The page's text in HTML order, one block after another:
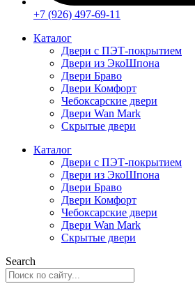
+7 (926) 497-69-11
Каталог
Двери с ПЭТ-покрытием
Двери из ЭкоШпона
Двери Браво
Двери Комфорт
Чебоксарские двери
Двери Wan Mark
Скрытые двери
Каталог
Двери с ПЭТ-покрытием
Двери из ЭкоШпона
Двери Браво
Двери Комфорт
Чебоксарские двери
Двери Wan Mark
Скрытые двери
Search